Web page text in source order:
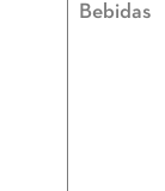
Bebidas